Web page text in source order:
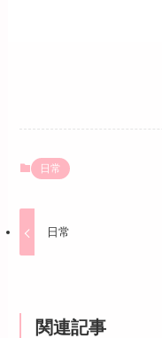
日常
日常
関連記事